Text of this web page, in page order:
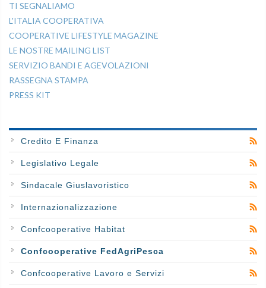
TI SEGNALIAMO
L'ITALIA COOPERATIVA
COOPERATIVE LIFESTYLE MAGAZINE
LE NOSTRE MAILING LIST
SERVIZIO BANDI E AGEVOLAZIONI
RASSEGNA STAMPA
PRESS KIT
Credito E Finanza
Legislativo Legale
Sindacale Giuslavoristico
Internazionalizzazione
Confcooperative Habitat
Confcooperative FedAgriPesca
Confcooperative Lavoro e Servizi